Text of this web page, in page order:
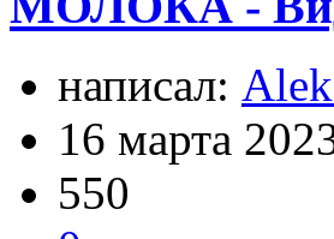
написал:
16 марта
550